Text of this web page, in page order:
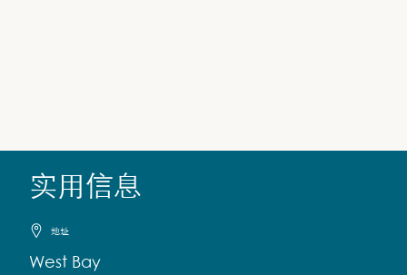
实用信息
地址
West Bay